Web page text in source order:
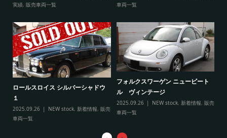
実績, 販売車両一覧
車両一覧
ロールスロイス シルバーシャドウ
１
2025.09.26 NEW stock, 新着情報, 販売
車両一覧
フォルクスワーゲン ニュービート
ル ヴィンテージ
2025.09.26 NEW stock, 新着情報, 販売
車両一覧